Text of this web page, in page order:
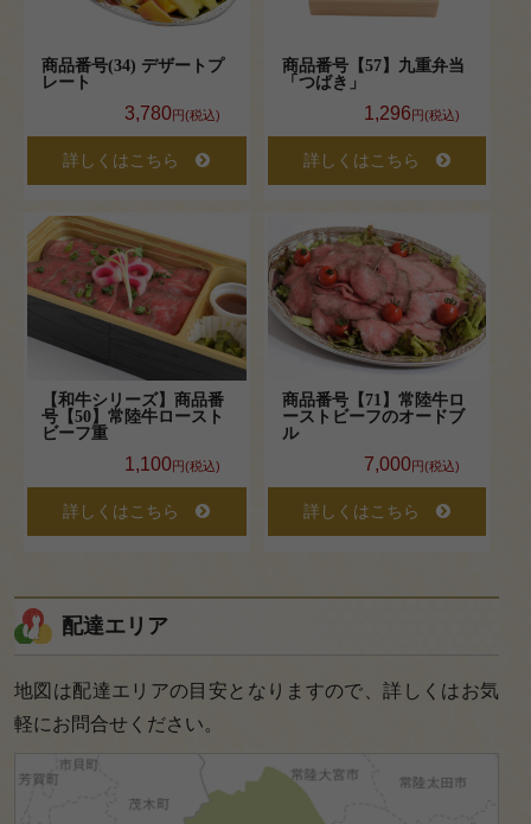
類から選
内弁
当
九重
弁当
お肉
お魚
メイ
ンの
弁当
会席
商品番号(34) デザートプ
レート
3,780円(税込)
詳しくはこちら
商品番号【57】九重弁当
「つばき」
1,296 円(税込)
詳しくはこちら
【和牛シリーズ】商品番
号【50】常陸牛ロースト
ビーフ重
1,100円(税込)
詳しくはこちら
商品番号【71】常陸牛ロ
ーストビーフのオードブ
ル
7,000円(税込)
詳しくはこちら
配達エリア
地図は配達エリアの目安となりますので、詳しくはお気
軽にお問合せください。